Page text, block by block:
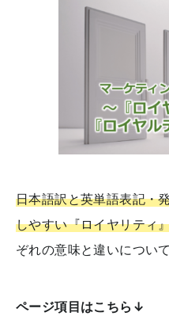
日本語訳と英単語表記・
しやすい『ロイヤリティ
ぞれの意味と違いについ
ページ項目はこちら↓